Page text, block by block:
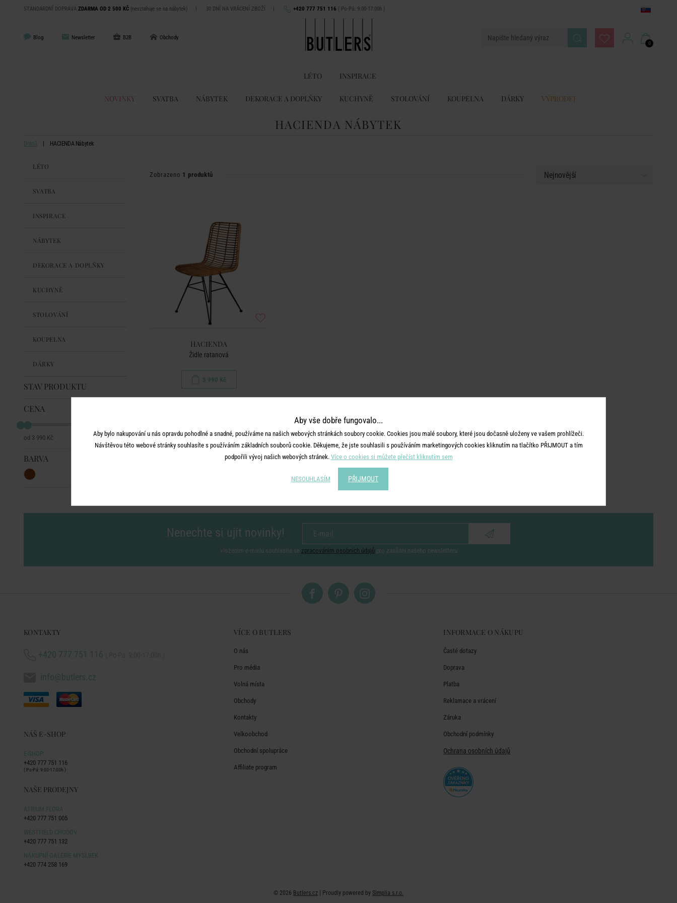
STANDARDNÍ DOPRAVA ZDARMA OD 2 500 KČ (nevztahuje se na nábytek) | 30 DNÍ NA VRÁCENÍ ZBOŽÍ | +420 777 751 116 ( Po-Pá: 9:00-17:00h )
Blog Newsletter B2B Obchody
0
LÉTO INSPIRACE
NOVINKY SVATBA NÁBYTEK DEKORACE A DOPLŇKY KUCHYNĚ STOLOVÁNÍ KOUPELNA DÁRKY VÝPRODEJ
HACIENDA NÁBYTEK
Domů HACIENDA Nábytek
LÉTO
SVATBA
INSPIRACE
NÁBYTEK
DEKORACE A DOPLŇKY
KUCHYNĚ
STOLOVÁNÍ
KOUPELNA
DÁRKY
STAV PRODUKTU
CENA
3 990 Kč 3 990 Kč
BARVA
Zobrazeno 1 produktů
HACIENDA
Židle ratanová
3 990 Kč
Nenechte si ujít novinky!
vložením e-mailu souhlasíte se zpracováním osobních údajů pro zasílání našeho newsletteru
KONTAKTY
+420 777 751 116
info@butlers.cz
NÁŠ E-SHOP
E-SHOP
+420 777 751 116
( Po-Pá: 9:00-17:00h )
NAŠE PRODEJNY
ATRIUM FLORA
+420 777 751 005
WESTFIELD CHODOV
+420 777 751 132
NÁKUPNÍ GALERIE MYSLBEK
+420 774 258 169
VÍCE O BUTLERS
O nás
Pro média
Volná místa
Obchody
Kontakty
Velkoobchod
Obchodní spolupráce
Affiliate program
INFORMACE O NÁKUPU
Časté dotazy
Doprava
Platba
Reklamace a vrácení
Záruka
Obchodní podmínky
Ochrana osobních údajů
© 2026 Butlers.cz | Proudly powered by Simplia s.r.o.
Aby vše dobře fungovalo...
Aby bylo nakupování u nás opravdu pohodlné a snadné, používáme na našich webových stránkách soubory cookie. Cookies jsou malé soubory, které jsou dočasně uloženy ve vašem prohlížeči.
Návštěvou této webové stránky souhlasíte s používáním základních souborů cookie. Děkujeme, že jste souhlasili s používáním marketingových cookies kliknutím na tlačítko PŘIJMOUT a tím
podpořili vývoj našich webových stránek. Více o cookies si můžete přečíst kliknutím sem
NESOUHLASÍM PŘIJMOUT